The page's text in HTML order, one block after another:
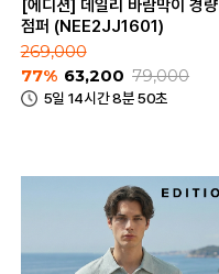
[에디션] 데일리 바람막이 경량
점퍼 (NEE2JJ1601)
269,000
77% 63,200 79,000
5일 14시간 8분 50초